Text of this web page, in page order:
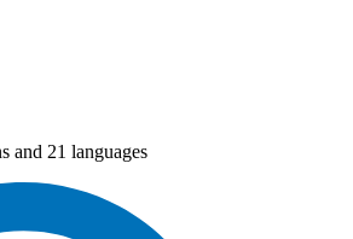
and 21 languages